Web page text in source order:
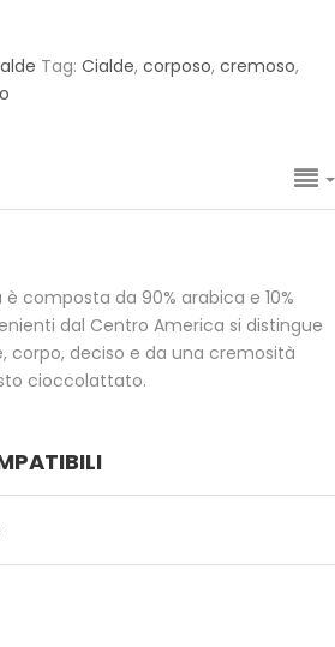
Tag: Cialde, corposo, cremoso,
composta da 90% arabica e 10%
dal Centro America si distingue
corpo, deciso e da una cremosità
cioccolattato.